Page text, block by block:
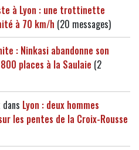
à Lyon : une trottinette
à 70 km/h (20 messages)
: Ninkasi abandonne son
places à la Saulaie (2
dans Lyon : deux hommes
les pentes de la Croix-Rousse